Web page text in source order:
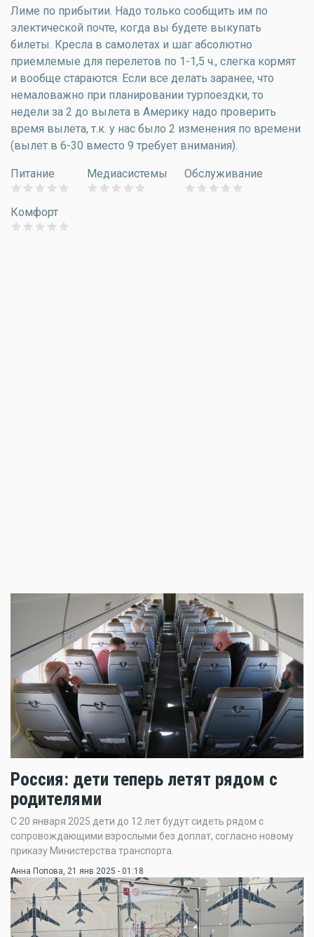
Лиме по прибытии. Надо только сообщить им по
электической почте, когда вы будете выкупать
билеты. Кресла в самолетах и шаг абсолютно
приемлемые для перелетов по 1-1,5 ч., слегка кормят
и вообще стараются. Если все делать заранее, что
немаловажно при планировании турпоездки, то
недели за 2 до вылета в Америку надо проверить
время вылета, т.к. у нас было 2 изменения по времени
(вылет в 6-30 вместо 9 требует внимания).
Питание Медиасистемы Обслуживание
Комфорт
Россия: дети теперь летят рядом с
родителями
С 20 января 2025 дети до 12 лет будут сидеть рядом с
сопровождающими взрослыми без доплат, согласно новому
приказу Министерства транспорта.
Анна Попова, 21 янв 2025 - 01:18